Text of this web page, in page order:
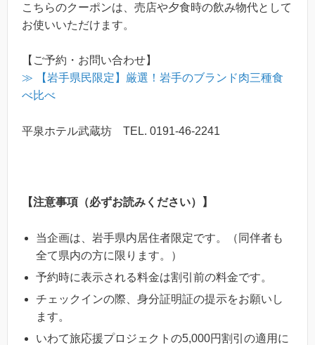
こちらのクーポンは、売店や夕食時の飲み物代として
お使いいただけます。
【ご予約・お問い合わせ】
≫ 【岩手県民限定】厳選！岩手のブランド肉三種食
べ比べ
平泉ホテル武蔵坊 TEL. 0191-46-2241
【注意事項（必ずお読みください）】
当企画は、岩手県内居住者限定です。（同伴者も
全て県内の方に限ります。）
予約時に表示される料金は割引前の料金です。
チェックインの際、身分証明証の提示をお願いし
ます。
いわて旅応援プロジェクトの5,000円割引の適用に